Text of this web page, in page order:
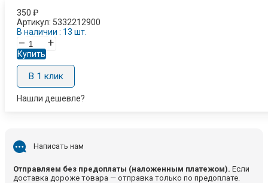
350 ₽
Артикул: 5332212900
В наличии : 13 шт.
– +
Купить
В 1 клик
Нашли дешевле?
Написать нам
Отправляем без предоплаты (наложенным платежом). Если
доставка дороже товара — отправка только по предоплате.